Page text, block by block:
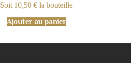
Soit 10,50 € la bouteille
Ajouter au panier